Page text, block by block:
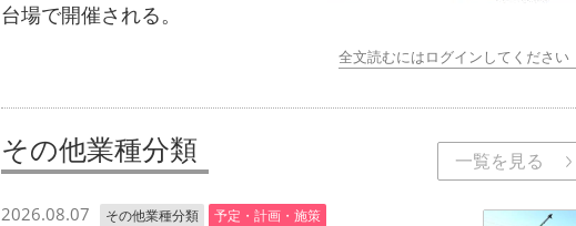
台場で開催される。
全文読むにはログインしてください
その他業種分類 一覧を見る
2026.08.07 その他業種分類 予定・計画・施策